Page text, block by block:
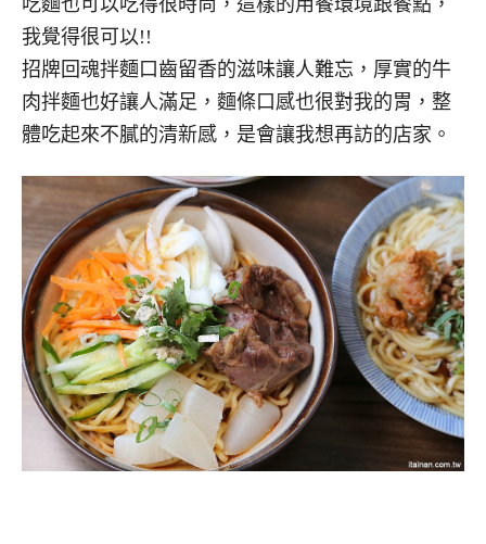
我覺得很可以!!
招牌回魂拌麵口齒留香的滋味讓人難忘，厚實的牛
肉拌麵也好讓人滿足，麵條口感也很對我的胃，整
體吃起來不膩的清新感，是會讓我想再訪的店家。